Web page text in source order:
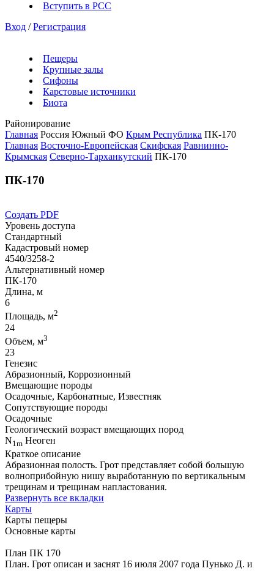
Вступить в РСС
Вход / Регистрация
Пещеры
Крупные залы
Сифоны
Карстовые источники
Биота
Районирование
Главная Россия Южный ФО Крым Республика ПК-170
Главная Восточно-Европейская Скифская Равнинно-
Крымская Северно-Тарханкутский ПК-170
ПК-170
Создать PDF
Уровень доступа
Стандартный
Кадастровый номер
4540/3258-2
Альтернативный номер
ПК-170
Длина, м
6
Площадь, м2
24
Объем, м3
23
Генезис
Абразионный, Коррозионный
Вмещающие породы
Осадочные, Карбонатные, Известняк
Сопутствующие породы
Осадочные
Геологический возраст вмещающих пород
N1m Неоген
Краткое описание
Абразионная полость. Грот представляет собой большую
волноприбойную нишу выработанную по вертикальным
трещинам и трещинам напластования.
Развернуть все вкладки
Карты
Карты пещеры
Основные карты
План ПК 170
План. Грот описан и заснят 16 июля 2007 года Пунько Д. и